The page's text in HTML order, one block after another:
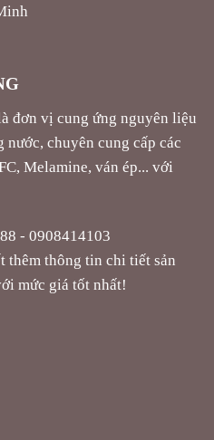
đơn vị cung ứng nguyên liệu
chuyên cung cấp các
Melamine, ván ép... với
- 0908414103
thêm thông tin chi tiết sản
mức giá tốt nhất!